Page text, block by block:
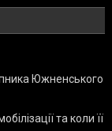
Южненського
та коли її